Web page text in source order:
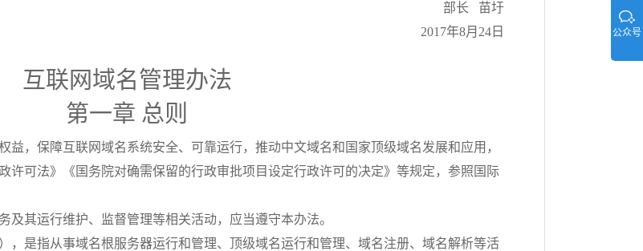
公众号
部长 苗圩
2017年8月24日
互联网域名管理办法
第一章 总则
益，保障互联网域名系统安全、可靠运行，推动中文域名和国家顶级域名发展和应用，
许可法》《国务院对确需保留的行政审批项目设定行政许可的决定》等规定，参照国际
其运行维护、监督管理等相关活动，应当遵守本办法。
，是指从事域名根服务器运行和管理、顶级域名运行和管理、域名注册、域名解析等活